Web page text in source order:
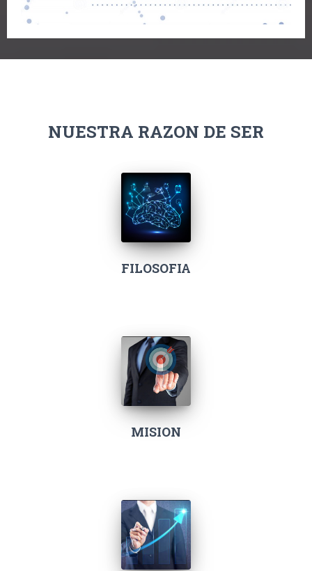
NUESTRA RAZON DE SER
FILOSOFIA
MISION